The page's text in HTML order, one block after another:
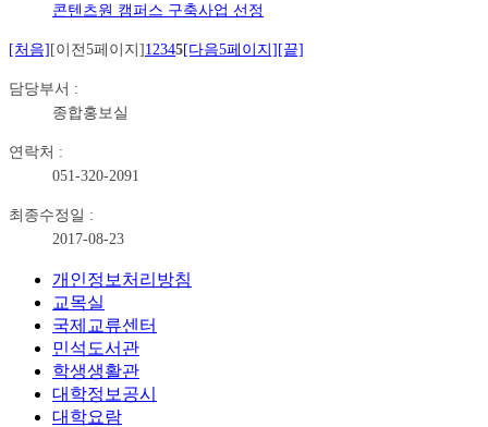
콘텐츠원 캠퍼스 구축사업 선정
[처음][이전5페이지]1 2345[다음5페이지][끝]
담당부서 :
종합홍보실
연락처 :
051-320-2091
최종수정일 :
2017-08-23
개인정보처리방침
교목실
국제교류센터
민석도서관
학생생활관
대학정보공시
대학요람